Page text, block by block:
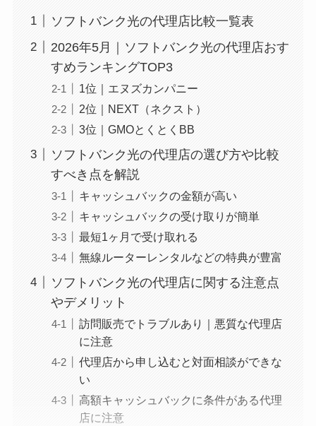
ソフトバンク光の代理店比較一覧表
2026年5月｜ソフトバンク光の代理店おす
すめランキングTOP3
1位｜エヌズカンパニー
2位｜NEXT（ネクスト）
3位｜GMOとくとくBB
ソフトバンク光の代理店の選び方や比較
すべき点を解説
キャッシュバックの金額が高い
キャッシュバックの受け取りが簡単
最短1ヶ月で受け取れる
無線ルーターレンタルなどの特典が豊富
ソフトバンク光の代理店に関する注意点
やデメリット
訪問販売でトラブルあり｜悪質な代理店
に注意
代理店から申し込むと対面相談ができな
い
高額キャッシュバックに条件がある代理
店に注意